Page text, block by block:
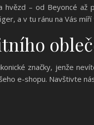
– od Beyoncé
a v tu ránu na Vás
značky, jenže
e-shopu. Navštivte